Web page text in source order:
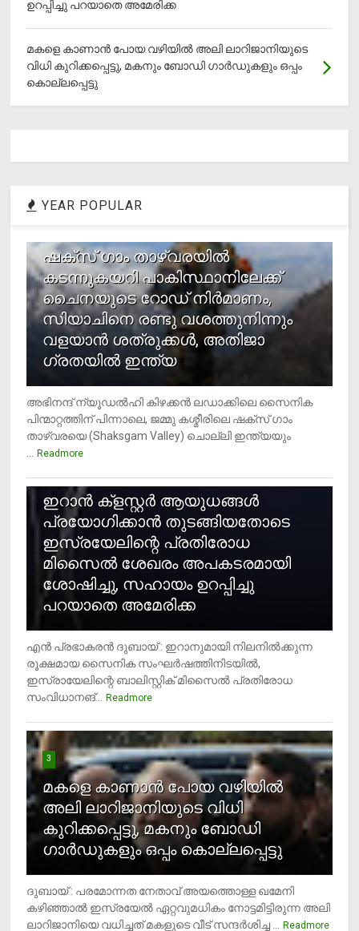
ഉറപ്പിച്ചു പറയാതെ അമേരിക്ക
മകളെ കാണാന്‍ പോയ വഴിയില്‍ അലി ലാറിജാനിയുടെ
വിധി കുറിക്കപ്പെട്ടു, മകനും ബോഡി ഗാര്‍ഡുകളും ഒപ്പം
കൊല്ലപ്പെട്ടു
YEAR POPULAR
ഷക്സ് ​ഗാം താഴ്‌വരയിൽ
കടന്നുകയറി പാകിസ്ഥാനിലേക്ക്
ചൈനയുടെ റോഡ് നിർമാണം,
സിയാചിനെ രണ്ടു വശത്തുനിന്നും
വളയാൻ ശത്രുക്കൾ, അതിജാ​
ഗ്രതയിൽ ഇന്ത്യ
അഭിനന്ദ് ന്യൂഡൽഹി കിഴക്കൻ ലഡാക്കിലെ സൈനിക
പിന്മാറ്റത്തിന് പിന്നാലെ, ജമ്മു കശ്മീരിലെ ഷക്സ് ​ഗാം
താഴ്‌വരയെ (Shaksgam Valley) ചൊല്ലി ഇന്ത്യയും
... Readmore
ഇറാന്‍ ക്‌ളസ്റ്റര്‍ ആയുധങ്ങള്‍
പ്രയോഗിക്കാന്‍ തുടങ്ങിയതോടെ
ഇസ്രയേലിന്റെ പ്രതിരോധ
മിസൈല്‍ ശേഖരം അപകടരമായി
ശോഷിച്ചു, സഹായം ഉറപ്പിച്ചു
പറയാതെ അമേരിക്ക
എന്‍ പ്രഭാകരന്‍ ദുബായ് : ഇറാനുമായി നിലനില്‍ക്കുന്ന
രൂക്ഷമായ സൈനിക സംഘര്‍ഷത്തിനിടയില്‍,
ഇസ്രായേലിന്റെ ബാലിസ്റ്റിക് മിസൈല്‍ പ്രതിരോധ
സംവിധാനങ്... Readmore
3
മകളെ കാണാന്‍ പോയ വഴിയില്‍
അലി ലാറിജാനിയുടെ വിധി
കുറിക്കപ്പെട്ടു, മകനും ബോഡി
ഗാര്‍ഡുകളും ഒപ്പം കൊല്ലപ്പെട്ടു
ദുബായ് : പരമോന്നത നേതാവ് അയത്തൊള്ള ഖമേനി
കഴിഞ്ഞാല്‍ ഇസ്രയേല്‍ ഏറ്റവുമധികം നോട്ടമിട്ടിരുന്ന അലി
ലാറിജാനിയെ വധിച്ചത് മകളുടെ വീട് സന്ദര്‍ശിച്ച ... Readmore
4